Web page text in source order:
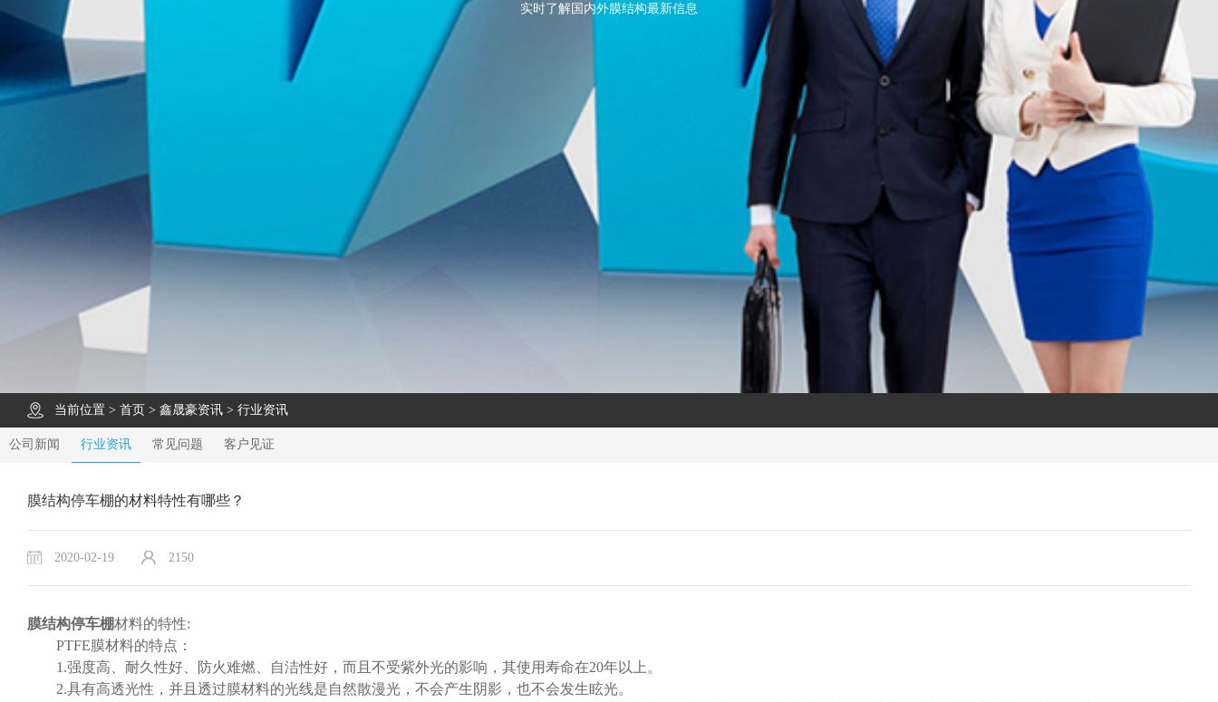
实时了解国内外膜结构最新信息
当前位置 > 首页 > 鑫晟豪资讯 > 行业资讯
公司新闻 行业资讯 常见问题 客户见证
膜结构停车棚的材料特性有哪些？
2020-02-19 2150
膜结构停车棚材料的特性:
PTFE膜材料的特点：
1.强度高、耐久性好、防火难燃、自洁性好，而且不受紫外光的影响，其使用寿命在20年以上。
2.具有高透光性，并且透过膜材料的光线是自然散漫光，不会产生阴影，也不会发生眩光。